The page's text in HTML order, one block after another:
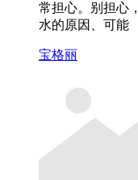
常担心。别担心
水的原因、可能
宝格丽